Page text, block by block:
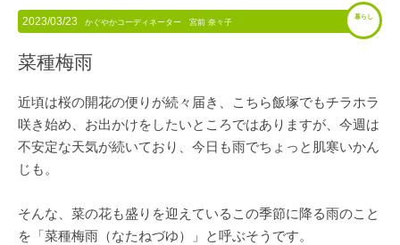
2023/03/23 かぐやかコーディネーター 宮前 奈々子
暮らし
菜種梅雨
近頃は桜の開花の便りが続々届き、こちら飯塚でもチラホラ
咲き始め、お出かけをしたいところではありますが、今週は
不安定な天気が続いており、今日も雨でちょっと肌寒いかん
じも。
そんな、菜の花も盛りを迎えているこの季節に降る雨のこと
を「菜種梅雨（なたねづゆ）」と呼ぶそうです。